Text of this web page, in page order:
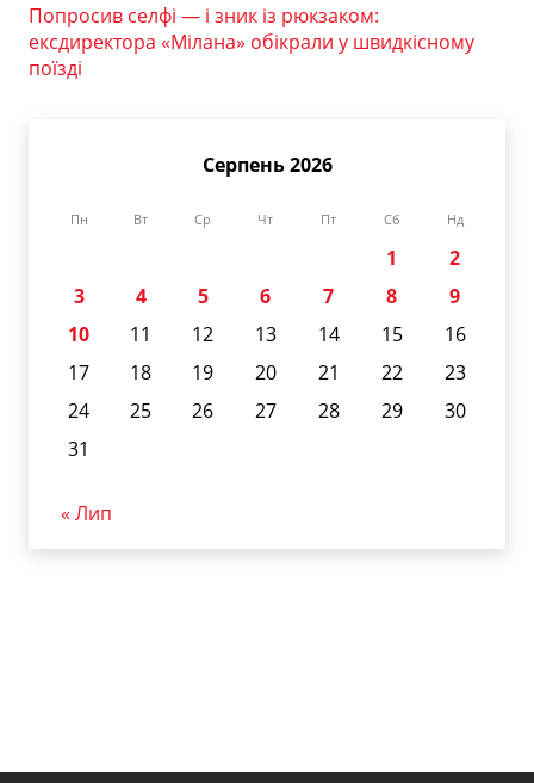
Попросив селфі — і зник із рюкзаком:
ексдиректора «Мілана» обікрали у швидкісному
поїзді
Серпень 2026
Пн Вт Ср Чт Пт Сб Нд
1
2
3
4 5 6 7 8
9
10
11 12 13 14 15
16
17
18 19 20 21 22
23
24
25 26 27 28 29
30
31
« Лип